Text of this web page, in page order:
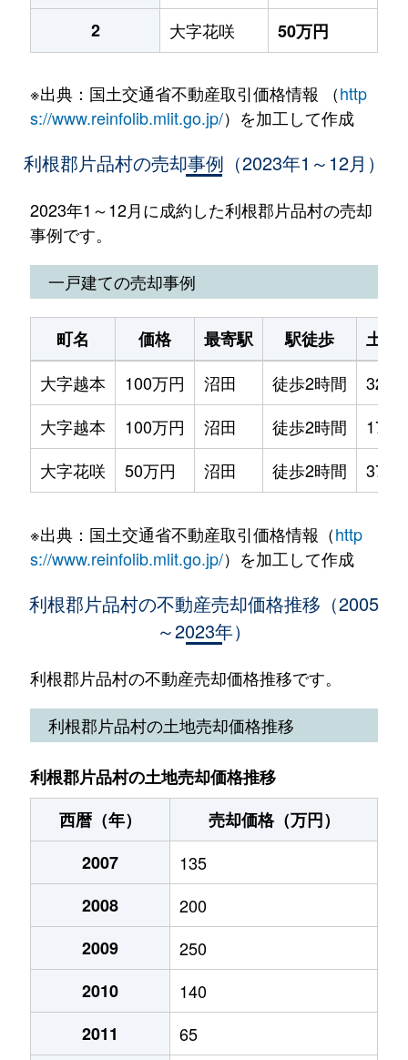
2
大字花咲 50万円
※出典：国土交通省不動産取引価格情報 （http
s://www.reinfolib.mlit.go.jp/）を加工して作成
利根郡片品村の売却事例（2023年1～12月）
2023年1～12月に成約した利根郡片品村の売却
事例です。
一戸建ての売却事例
町名 価格 最寄駅 駅徒歩
土地
大字越本
100万円 沼田 徒歩2時間
大字越本
100万円 沼田 徒歩2時間
大字花咲
50万円 沼田 徒歩2時間
※出典：国土交通省不動産取引価格情報（http
s://www.reinfolib.mlit.go.jp/）を加工して作成
利根郡片品村の不動産売却価格推移（2005
～2023年）
利根郡片品村の不動産売却価格推移です。
利根郡片品村の土地売却価格推移
利根郡片品村の土地売却価格推移
西暦（年）
売却価格（万円）
2007
135
2008
200
2009
250
2010
140
2011
65